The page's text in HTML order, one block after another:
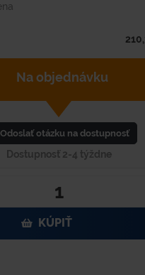
Na objednávku
otázku na dostupnosť
Dostupnosť 2-4 týždne
KÚPIŤ